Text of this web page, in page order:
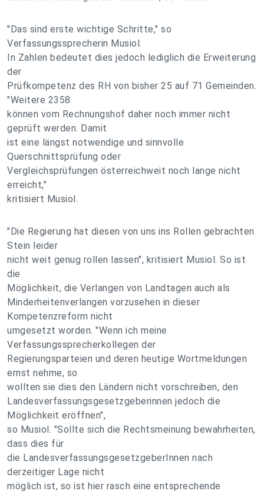
"Das sind erste wichtige Schritte," so
Verfassungssprecherin Musiol.
In Zahlen bedeutet dies jedoch lediglich die Erweiterung
der
Prüfkompetenz des RH von bisher 25 auf 71 Gemeinden.
"Weitere 2358
können vom Rechnungshof daher noch immer nicht
geprüft werden. Damit
ist eine längst notwendige und sinnvolle
Querschnittsprüfung oder
Vergleichsprüfungen österreichweit noch lange nicht
erreicht,"
kritisiert Musiol.
"Die Regierung hat diesen von uns ins Rollen gebrachten
Stein leider
nicht weit genug rollen lassen", kritisiert Musiol. So ist
die
Möglichkeit, die Verlangen von Landtagen auch als
Minderheitenverlangen vorzusehen in dieser
Kompetenzreform nicht
umgesetzt worden. "Wenn ich meine
Verfassungssprecherkollegen der
Regierungsparteien und deren heutige Wortmeldungen
ernst nehme, so
wollten sie dies den Ländern nicht vorschreiben, den
Landesverfassungsgesetzgeberinnen jedoch die
Möglichkeit eröffnen",
so Musiol. "Sollte sich die Rechtsmeinung bewahrheiten,
dass dies für
die LandesverfassungsgesetzgeberInnen nach
derzeitiger Lage nicht
möglich ist, so ist hier rasch eine entsprechende